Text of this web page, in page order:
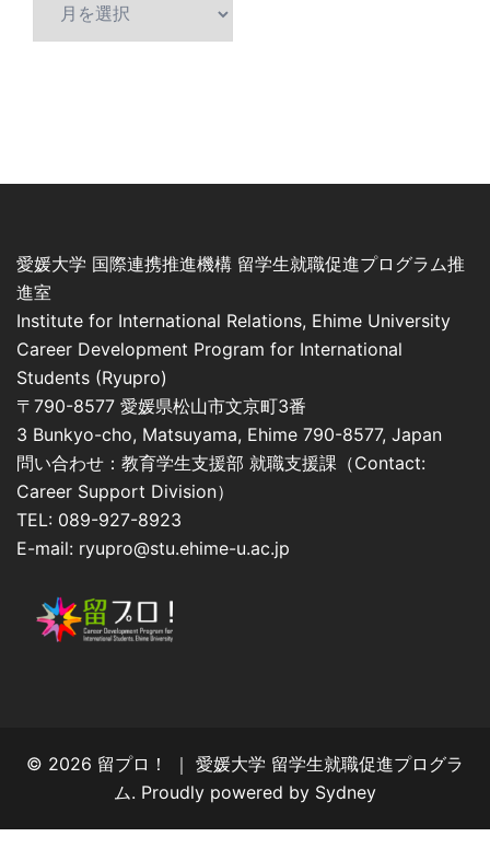
愛媛大学 国際連携推進機構 留学生就職促進プログラム推
進室
Institute for International Relations, Ehime University
Career Development Program for International
Students (Ryupro)
〒790-8577 愛媛県松山市文京町3番
3 Bunkyo-cho, Matsuyama, Ehime 790-8577, Japan
問い合わせ：教育学生支援部 就職支援課（Contact:
Career Support Division）
TEL: 089-927-8923
E-mail: ryupro@stu.ehime-u.ac.jp
© 2026 留プロ！ ｜ 愛媛大学 留学生就職促進プログラ
ム. Proudly powered by Sydney